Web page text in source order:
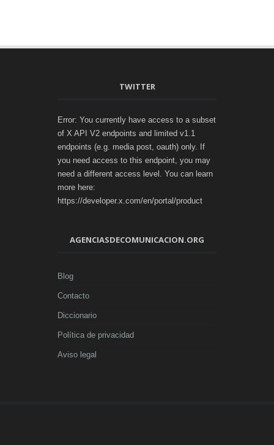
TWITTER
Error: You currently have access to a subset
of X API V2 endpoints and limited v1.1
endpoints (e.g. media post, oauth) only. If
you need access to this endpoint, you may
need a different access level. You can learn
more here:
https://developer.x.com/en/portal/product
AGENCIASDECOMUNICACION.ORG
Blog
Contacto
Diccionario
Política de privacidad
Aviso legal